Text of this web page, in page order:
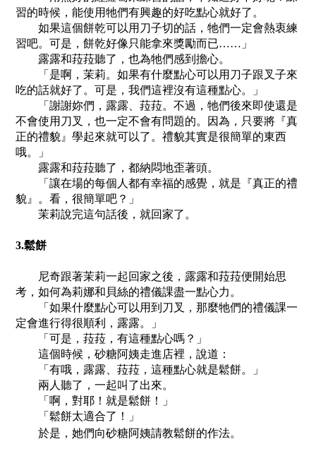
習的時候，能使用牠們有興趣的好吃點心就好了。
如果這個餅乾可以用刀子切的話，牠們一定會熱衷練
習吧。可是，餅乾好像只能拿來獎勵而已……」
露露和菈菈聽了，也為牠們感到擔心。
「是啊，茉莉。如果有什麼點心可以用刀子跟叉子來
吃的話就好了。可是，我們這裡沒有這種點心。」
「謝謝妳們，露露、菈菈。不過，牠們後來即使還是
不會使用刀叉，也一定不會有問題的。因為，只要將『真
正的禮貌』學起來就可以了。禮貌其實是很簡單的東西
哦。」
露露和菈菈聽了，都納悶地歪著頭。
「讓在場的每個人都有幸福的感覺，就是『真正的禮
貌』。看，很簡單吧？」
茉莉說完這句話後，就回家了。
3.鬆餅
尼奇跟著茉莉一起回家之後，露露和菈菈便開始思
考，如何為莉娜和貝絲的禮儀課盡一點心力。
「如果什麼點心可以用到刀叉，那麼牠們的禮儀課一
定會進行得很順利，露露。」
「可是，菈菈，有這種點心嗎？」
這個時候，砂糖阿姨走進店裡，說道：
「有哦，露露、菈菈，這種點心就是鬆餅。」
兩人聽了，一起叫了出來。
「啊，對耶！就是鬆餅！」
「鬆餅太適合了！」
於是，她們向砂糖阿姨請教鬆餅的作法。